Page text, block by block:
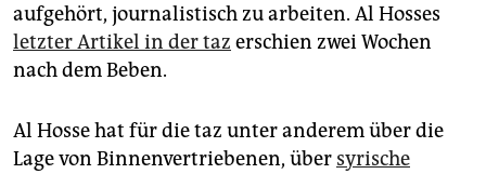
aufgehört, journalistisch zu arbeiten. Al Hosses
letzter Artikel in der taz erschien zwei Wochen
nach dem Beben.
Al Hosse hat für die taz unter anderem über die
Lage von Binnenvertriebenen, über syrische